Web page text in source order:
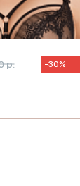
р. -30%